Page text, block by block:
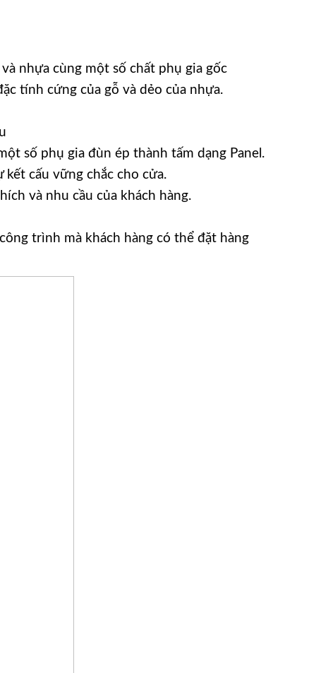
nhựa cùng một số chất phụ gia gốc
tính cứng của gỗ và dẻo của nhựa.
số phụ gia đùn ép thành tấm dạng Panel.
cấu vững chắc cho cửa.
và nhu cầu của khách hàng.
trình mà khách hàng có thể đặt hàng